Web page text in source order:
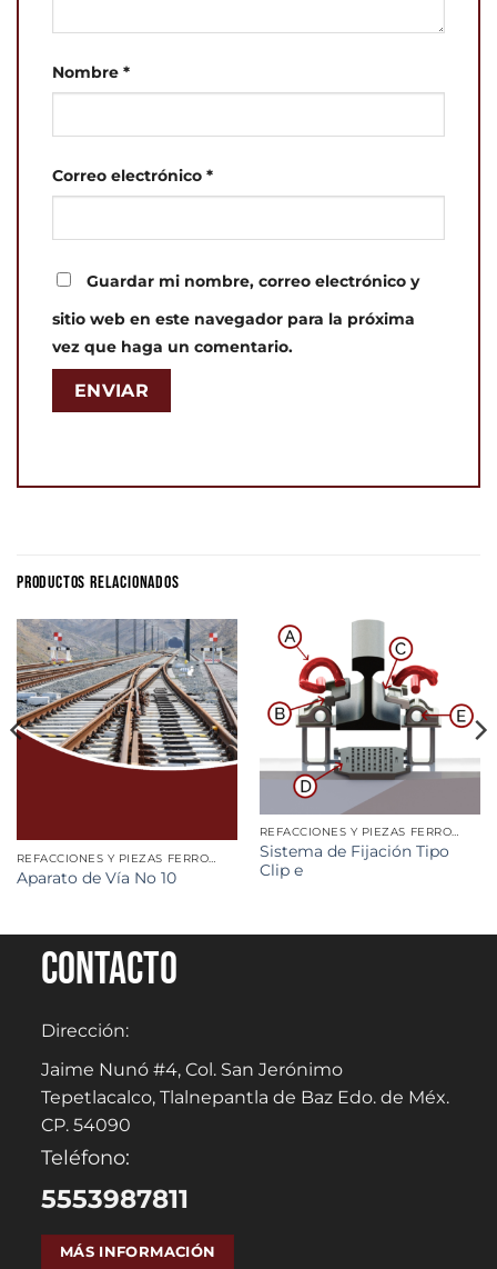
Nombre *
Correo electrónico *
Guardar mi nombre, correo electrónico y
sitio web en este navegador para la próxima
vez que haga un comentario.
PRODUCTOS RELACIONADOS
REFACCIONES Y PIEZAS FERROVIARIAS
Aparato de Vía No 10
REFACCIONES Y PIEZAS FERROVIARIAS
Sistema de Fijación Tipo
Clip e
Contacto
Dirección:
Jaime Nunó #4, Col. San Jerónimo
Tepetlacalco, Tlalnepantla de Baz Edo. de Méx.
CP. 54090
Teléfono:
5553987811
MÁS INFORMACIÓN